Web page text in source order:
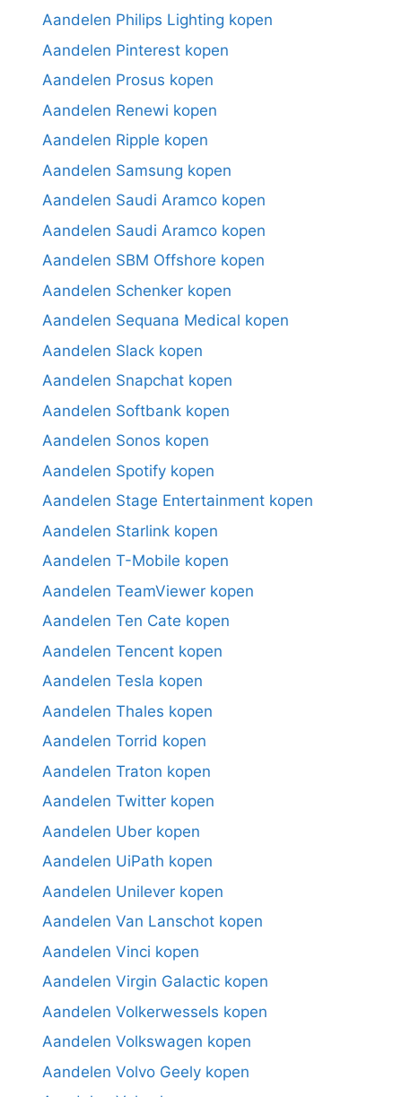
Aandelen Philips Lighting kopen
Aandelen Pinterest kopen
Aandelen Prosus kopen
Aandelen Renewi kopen
Aandelen Ripple kopen
Aandelen Samsung kopen
Aandelen Saudi Aramco kopen
Aandelen Saudi Aramco kopen
Aandelen SBM Offshore kopen
Aandelen Schenker kopen
Aandelen Sequana Medical kopen
Aandelen Slack kopen
Aandelen Snapchat kopen
Aandelen Softbank kopen
Aandelen Sonos kopen
Aandelen Spotify kopen
Aandelen Stage Entertainment kopen
Aandelen Starlink kopen
Aandelen T-Mobile kopen
Aandelen TeamViewer kopen
Aandelen Ten Cate kopen
Aandelen Tencent kopen
Aandelen Tesla kopen
Aandelen Thales kopen
Aandelen Torrid kopen
Aandelen Traton kopen
Aandelen Twitter kopen
Aandelen Uber kopen
Aandelen UiPath kopen
Aandelen Unilever kopen
Aandelen Van Lanschot kopen
Aandelen Vinci kopen
Aandelen Virgin Galactic kopen
Aandelen Volkerwessels kopen
Aandelen Volkswagen kopen
Aandelen Volvo Geely kopen